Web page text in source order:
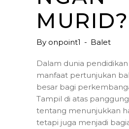
MURID?
By onpoint1 Balet
Dalam dunia pendidikan
manfaat pertunjukan
besar bagi
Tampil di atas
tentang menunjukkan
tetapi juga menjadi